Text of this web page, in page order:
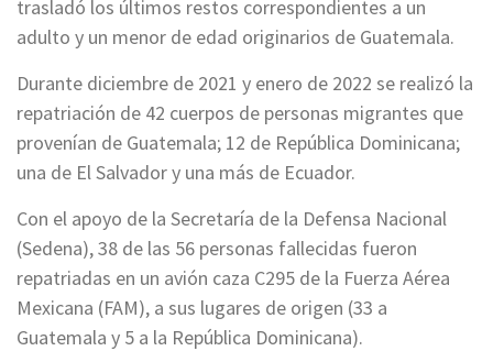
trasladó los últimos restos correspondientes a un
adulto y un menor de edad originarios de Guatemala.
Durante diciembre de 2021 y enero de 2022 se realizó la
repatriación de 42 cuerpos de personas migrantes que
provenían de Guatemala; 12 de República Dominicana;
una de El Salvador y una más de Ecuador.
Con el apoyo de la Secretaría de la Defensa Nacional
(Sedena), 38 de las 56 personas fallecidas fueron
repatriadas en un avión caza C295 de la Fuerza Aérea
Mexicana (FAM), a sus lugares de origen (33 a
Guatemala y 5 a la República Dominicana).